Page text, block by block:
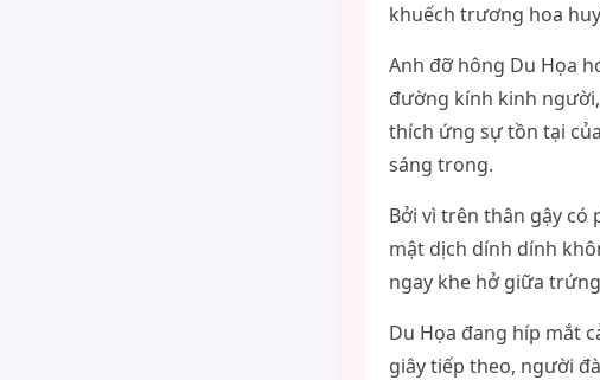
khuếch trương hoa
Anh đỡ hông Du Họa
đường kính kinh
thích ứng sự tồn tại
sáng trong.
Bởi vì trên thân gậy
mật dịch dính dính
ngay khe hở giữa
Du Họa đang híp mắt
giây tiếp theo, người